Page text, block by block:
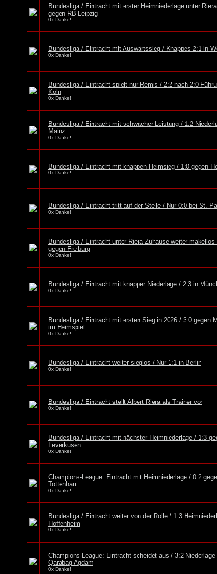
Bundesliga / Eintracht mit erster Heimniederlage unter
gegen RB Leipzig
0x Danke!
Bundesliga / Eintracht mit Auswärtssieg / Knappes 2:1 in
0x Danke!
Bundesliga / Eintracht spielt nur Remis / 2:2 nach 2:0
Köln
0x Danke!
Bundesliga / Eintracht mit schwacher Leistung / 1:2
Mainz
0x Danke!
Bundesliga / Eintracht mit knappen Heimsieg / 1:0 gegen
0x Danke!
Bundesliga / Eintracht tritt auf der Stelle / Nur 0:0 bei St.
0x Danke!
Bundesliga / Eintracht unter Riera Zuhause weiter makellos
gegen Freiburg
0x Danke!
Bundesliga / Eintracht mit knapper Niederlage / 2:3 in
0x Danke!
Bundesliga / Eintracht mit ersten Sieg in 2026 / 3:0 gegen
im Heimspiel
0x Danke!
Bundesliga / Eintracht weiter sieglos / Nur 1:1 in Berlin
0x Danke!
Bundesliga / Eintracht stellt Albert Riera als Trainer vor
0x Danke!
Bundesliga / Eintracht mit nächster Heimniederlage / 1:3
Leverkusen
0x Danke!
Champions-League: Eintracht mit Heimniederlage / 0:2
Tottenham
0x Danke!
Bundesliga / Eintracht weiter von der Rolle / 1:3
Hoffenheim
0x Danke!
Champions-League: Eintracht scheidet aus / 3:2 Niederlage
Qarabag Agdam
0x Danke!